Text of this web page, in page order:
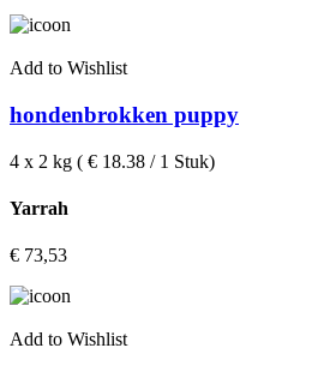
Add to Wishlist
hondenbrokken puppy
4 x 2 kg ( € 18.38 / 1 Stuk)
Yarrah
€ 73,53
Add to Wishlist